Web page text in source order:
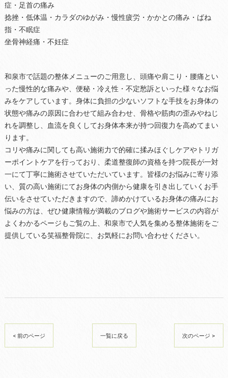
症・足首の痛み
捻挫・低体温・カラダのゆがみ・慢性疲労・かかとの痛み・ばね
指・不眠症
坐骨神経痛・不妊症
和泉市で話題の整体メニューのご用意し、頭痛や肩こり・腰痛とい
った慢性的な痛みや、便秘・冷え性・不定愁訴といった様々なお悩
みをケアしています。身体に負担の少ないソフトな手技をお身体の
状態や痛みの原因に合わせて組み合わせ、骨格や筋肉の歪みやねじ
れを調整し、血流を良くしてお身体本来が持つ回復力を高めてまい
ります。
コリや痛みに関しても高い施術力で的確に揉みほぐしケアやトリガ
ーポイントケアを行っており、柔道整復師の資格を持つ院長が一対
一にて丁寧に施術させていただいています。皆様のお悩みに寄り添
い、質の高い施術にてお身体の内側から健康を引き出していくお手
伝いをさせていただきますので、諦めかけているお身体の痛みにお
悩みの方は、ぜひ健康情報が満載のブログや施術サービスの内容が
よくわかるページもご覧の上、和泉市で人気を集める整体施術をご
提供している笑福整骨院に、お気軽にお問い合わせください。
< 前のページ 一覧に戻る 次のページ >